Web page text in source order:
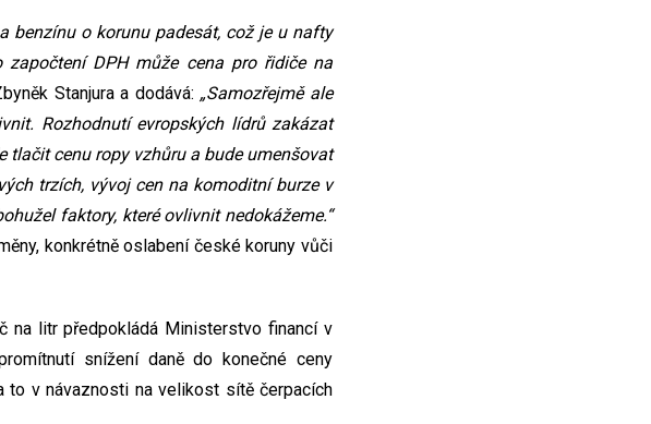
benzínu o korunu padesát, což je u nafty
DPH může cena pro řidiče na
Stanjura a dodává: „Samozřejmě ale
Rozhodnutí evropských lídrů zakázat
tlačit cenu ropy vzhůru a bude umenšovat
trzích, vývoj cen na komoditní burze v
faktory, které ovlivnit nedokážeme.“
konkrétně oslabení české koruny vůči
na litr předpokládá Ministerstvo financí v
snížení daně do konečné ceny
to v návaznosti na velikost sítě čerpacích